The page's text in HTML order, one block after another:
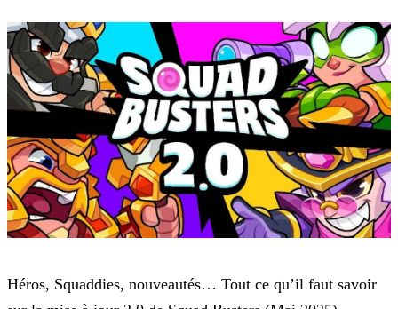
Héros, Squaddies, nouveautés… Tout ce qu’il faut savoir